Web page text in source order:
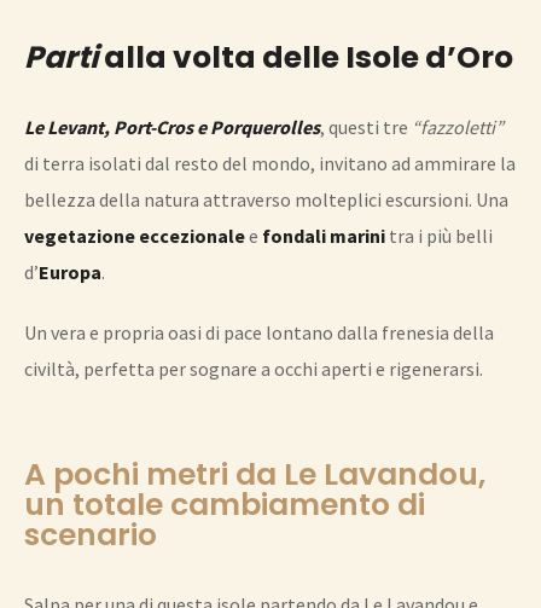
Partialla volta delle Isole d’Oro
Le Levant, Port-Cros e Porquerolles, questi tre “fazzoletti”
di terra isolati dal resto del mondo, invitano ad ammirare la
bellezza della natura attraverso molteplici escursioni. Una
vegetazione eccezionalee fondali marini tra i più belli
d’Europa.
Un vera e propria oasi di pace lontano dalla frenesia della
civiltà, perfetta per sognare a occhi aperti e rigenerarsi.
A pochi metri da Le Lavandou,
un totale cambiamento di
scenario